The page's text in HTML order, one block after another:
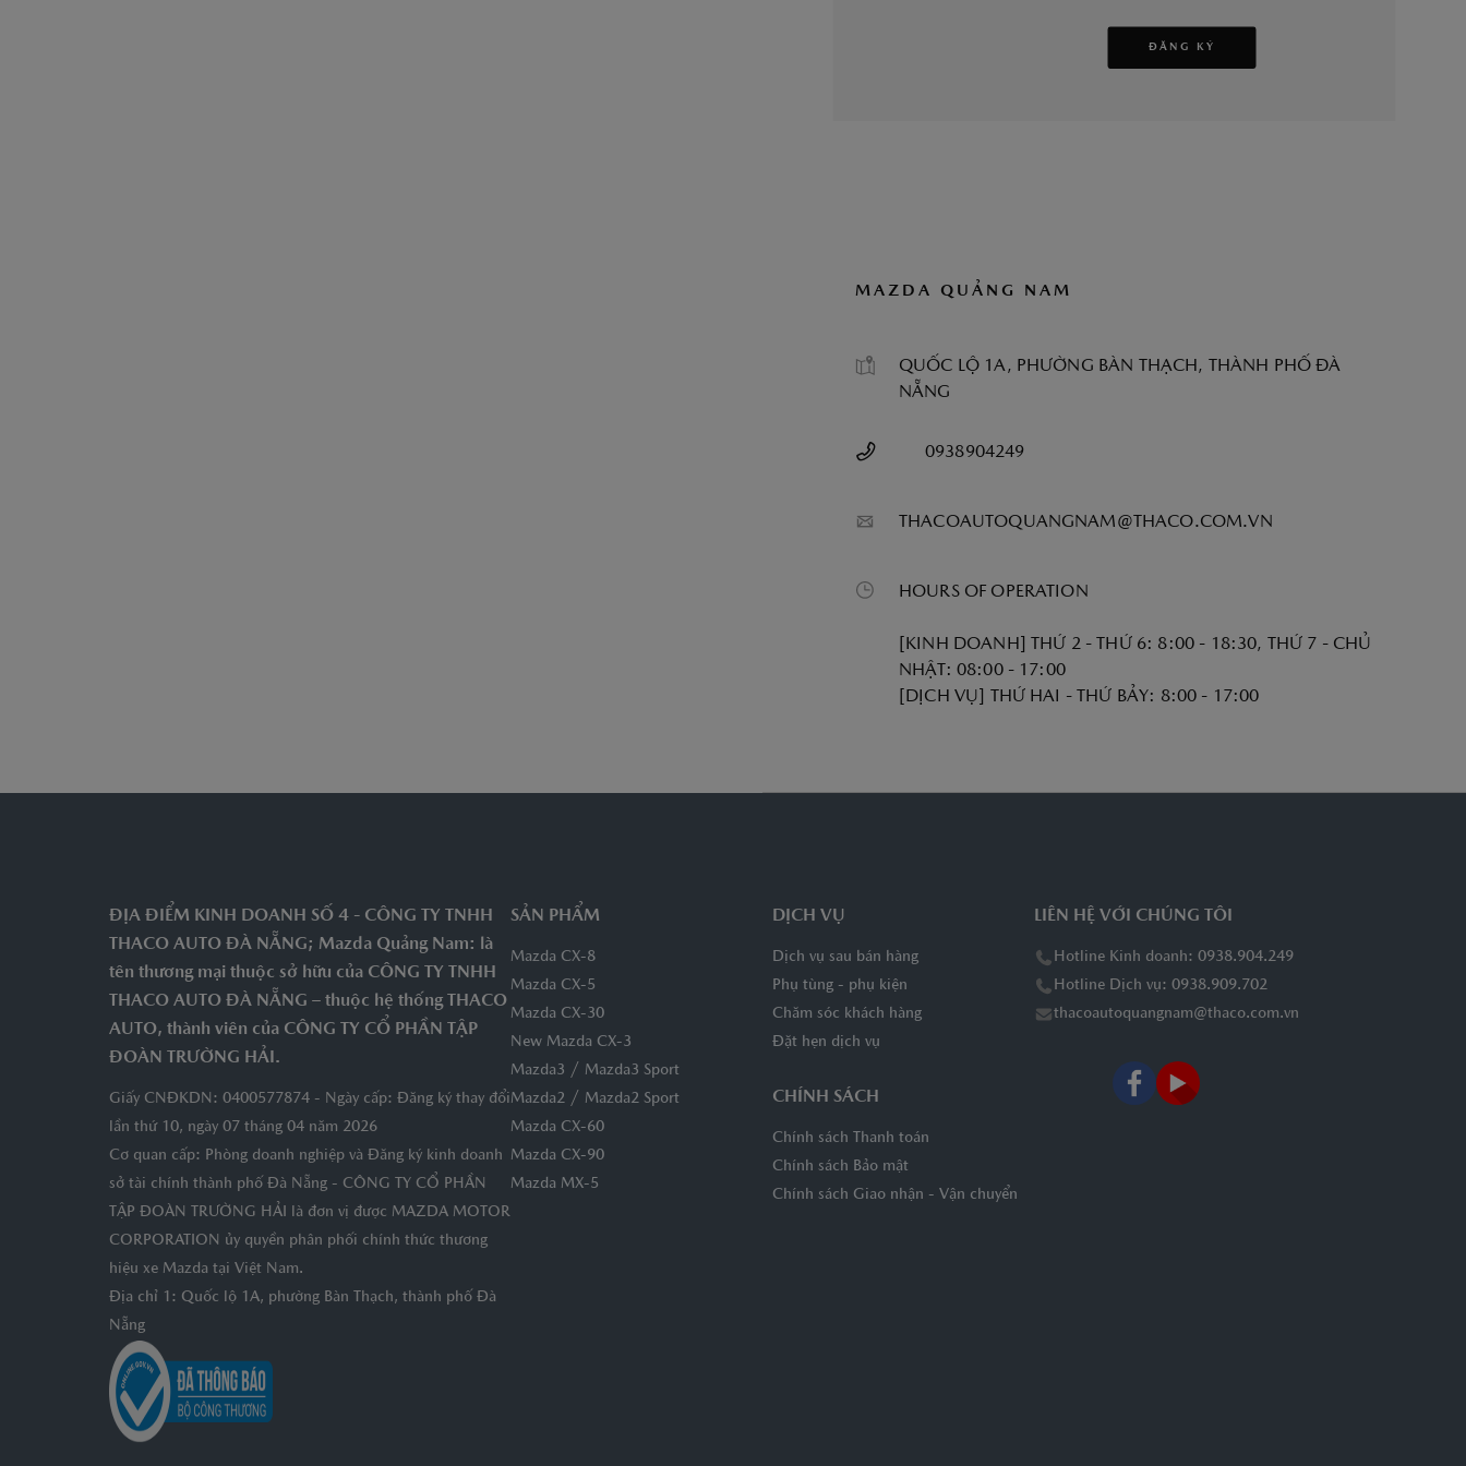
ĐĂNG KÝ
MAZDA QUẢNG NAM
QUỐC LỘ 1A, PHƯỜNG BÀN THẠCH, THÀNH PHỐ ĐÀ
NẴNG
0938904249
THACOAUTOQUANGNAM@THACO.COM.VN
HOURS OF OPERATION
[KINH DOANH] THỨ 2 - THỨ 6: 8:00 - 18:30, THỨ 7 - CHỦ
NHẬT: 08:00 - 17:00
[DỊCH VỤ] THỨ HAI - THỨ BẢY: 8:00 - 17:00
ĐỊA ĐIỂM KINH DOANH SỐ 4 - CÔNG TY TNHH
THACO AUTO ĐÀ NẴNG; Mazda Quảng Nam: là
tên thương mại thuộc sở hữu của CÔNG TY TNHH
THACO AUTO ĐÀ NẴNG – thuộc hệ thống THACO
AUTO, thành viên của CÔNG TY CỔ PHẦN TẬP
ĐOÀN TRƯỜNG HẢI.
Giấy CNĐKDN: 0400577874 - Ngày cấp: Đăng ký thay đổi
lần thứ 10, ngày 07 tháng 04 năm 2026
Cơ quan cấp: Phòng doanh nghiệp và Đăng ký kinh doanh
sở tài chính thành phố Đà Nẵng - CÔNG TY CỔ PHẦN
TẬP ĐOÀN TRƯỜNG HẢI là đơn vị được MAZDA MOTOR
CORPORATION ủy quyền phân phối chính thức thương
hiệu xe Mazda tại Việt Nam.
Địa chỉ 1: Quốc lộ 1A, phường Bàn Thạch, thành phố Đà
Nẵng
SẢN PHẨM
Mazda CX-8
Mazda CX-5
Mazda CX-30
New Mazda CX-3
Mazda3 / Mazda3 Sport
Mazda2 / Mazda2 Sport
Mazda CX-60
Mazda CX-90
Mazda MX-5
DỊCH VỤ
Dịch vụ sau bán hàng
Phụ tùng - phụ kiện
Chăm sóc khách hàng
Đặt hẹn dịch vụ
CHÍNH SÁCH
Chính sách Thanh toán
Chính sách Bảo mật
Chính sách Giao nhận - Vận chuyển
LIÊN HỆ VỚI CHÚNG TÔI
Hotline Kinh doanh: 0938.904.249
Hotline Dịch vụ: 0938.909.702
thacoautoquangnam@thaco.com.vn